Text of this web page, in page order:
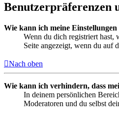
Benutzerpräferenzen
Wie kann ich meine Einstellungen
Wenn du dich registriert hast,
Seite angezeigt, wenn du auf
Nach oben
Wie kann ich verhindern, dass
In deinem persönlichen
Moderatoren und du selbst